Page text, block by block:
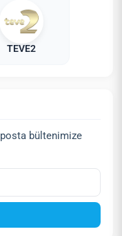
TEVE2
bültenimize